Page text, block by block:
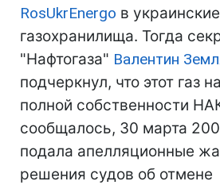
RosUkrEnergo в
газохранилища. Тогда
"Нафтогаза" Валентин
подчеркнул, что этот газ
полной собственности
сообщалось, 30 марта
подала апелляционные
решения судов об отмене